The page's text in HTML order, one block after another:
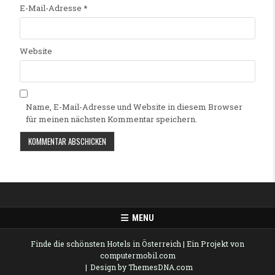
E-Mail-Adresse *
Website
Name, E-Mail-Adresse und Website in diesem Browser
für meinen nächsten Kommentar speichern.
MENU
Finde die schönsten Hotels in Österreich | Ein Projekt von
computermobil.com
Design by ThemesDNA.com